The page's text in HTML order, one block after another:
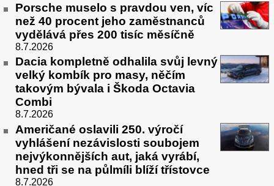
Porsche muselo s pravdou ven, víc
než 40 procent jeho zaměstnanců
vydělává přes 200 tisíc měsíčně
8.7.2026
Dacia kompletně odhalila svůj levný
velký kombík pro masy, něčím
takovým bývala i Škoda Octavia
Combi
8.7.2026
Američané oslavili 250. výročí
vyhlášení nezávislosti soubojem
nejvýkonnějších aut, jaká vyrábí,
hned tři se na půlmíli blíží třístovce
8.7.2026